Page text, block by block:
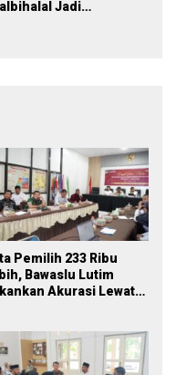
Jadi
Pemilih 233 Ribu
Bawaslu Lutim
Akurasi Lewat